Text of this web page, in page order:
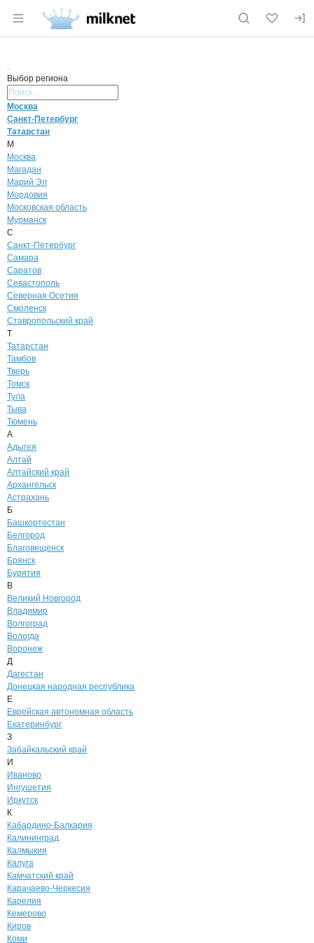
Раздел навигации по сайту milknet.ru
Выбор региона
Москва
Санкт-Петербург
Татарстан
М
Москва
Магадан
Марий Эл
Мордовия
Московская область
Мурманск
С
Санкт-Петербург
Самара
Саратов
Севастополь
Северная Осетия
Смоленск
Ставропольский край
Т
Татарстан
Тамбов
Тверь
Томск
Тула
Тыва
Тюмень
А
Адыгея
Алтай
Алтайский край
Архангельск
Астрахань
Б
Башкортостан
Белгород
Благовещенск
Брянск
Бурятия
В
Великий Новгород
Владимир
Волгоград
Вологда
Воронеж
Д
Дагестан
Донецкая народная республика
Е
Еврейская автономная область
Екатеринбург
З
Забайкальский край
И
Иваново
Ингушетия
Иркутск
К
Кабардино-Балкария
Калининград
Калмыкия
Калуга
Камчатский край
Карачаево-Черкесия
Карелия
Кемерово
Киров
Коми